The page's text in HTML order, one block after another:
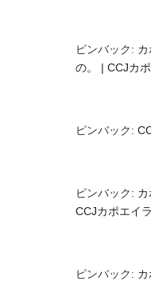
ピンバック:
の。 | CCJカ
ピンバック:
ピンバック:
CCJカポエイ
ピンバック: